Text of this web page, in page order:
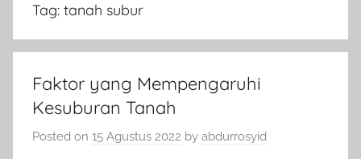
Tag: tanah subur
Faktor yang Mempengaruhi
Kesuburan Tanah
Posted on 15 Agustus 2022 by abdurrosyid